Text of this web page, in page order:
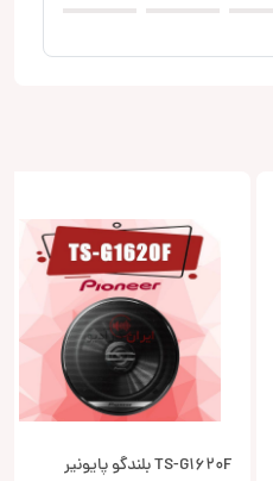
TS-G1620F بلندگو پایونیر